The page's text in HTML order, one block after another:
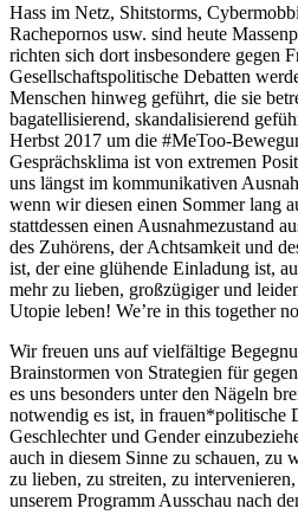
Hass im Netz, Shitstorms,
Rachepornos usw. sind heute
richten sich dort insbesondere gegen
Gesellschaftspolitische Debatten
Menschen hinweg geführt, die sie
bagatellisierend, skandalisierend
Herbst 2017 um die #MeToo-
Gesprächsklima ist von extremen
uns längst im kommunikativen
wenn wir diesen einen Sommer lang
stattdessen einen Ausnahmezustand
des Zuhörens, der Achtsamkeit und
ist, der eine glühende Einladung ist,
mehr zu lieben, großzügiger und
Utopie leben! We’re in this together
Wir freuen uns auf vielfältige
Brainstormen von Strategien für
es uns besonders unter den Nägeln
notwendig es ist, in frauen*politische
Geschlechter und Gender
auch in diesem Sinne zu schauen, zu
zu lieben, zu streiten, zu
unserem Programm Ausschau nach